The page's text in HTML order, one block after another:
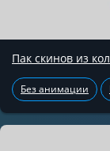
Пак скинов из
Без анимации